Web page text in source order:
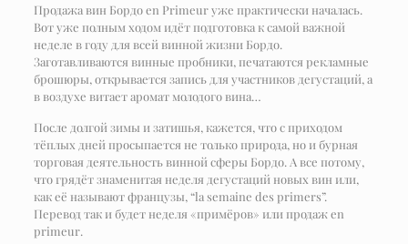
Продажа вин Бордо en Primeur уже практически началась.
Вот уже полным ходом идёт подготовка к самой важной
неделе в году для всей винной жизни Бордо.
Заготавливаются винные пробники, печатаются рекламные
брошюры, открывается запись для участников дегустаций, а
в воздухе витает аромат молодого вина…
После долгой зимы и затишья, кажется, что с приходом
тёплых дней просыпается не только природа, но и бурная
торговая деятельность винной сферы Бордо. А все потому,
что грядёт знаменитая неделя дегустаций новых вин или,
как её называют французы, “la semaine des primers”.
Перевод так и будет неделя «примёров» или продаж en
primeur.